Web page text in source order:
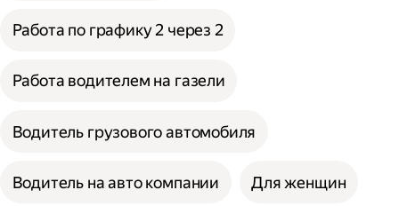
Работа по графику 2 через 2
Работа водителем на газели
Водитель грузового автомобиля
Водитель на авто компании Для женщин